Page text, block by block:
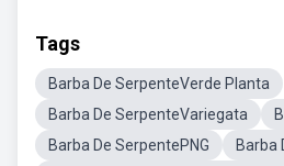
Tags
Barba De SerpenteVerde Planta
Barba De SerpenteVariegata
Barba De SerpentePNG
Barba